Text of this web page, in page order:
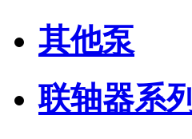
其他泵
联轴器系列